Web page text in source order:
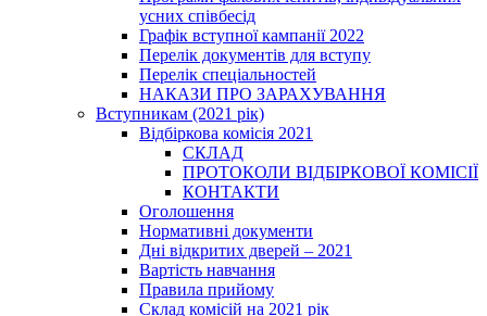
усних співбесід
Графік вступної кампанії 2022
Перелік документів для вступу
Перелік спеціальностей
НАКАЗИ ПРО ЗАРАХУВАННЯ
Вступникам (2021 рік)
Відбіркова комісія 2021
СКЛАД
ПРОТОКОЛИ ВІДБІРКОВОЇ КОМІСІЇ
КОНТАКТИ
Оголошення
Нормативні документи
Дні відкритих дверей – 2021
Вартість навчання
Правила прийому
Склад комісій на 2021 рік